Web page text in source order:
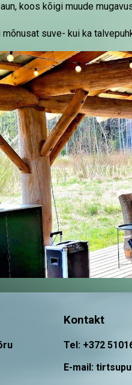
koos kõigi muude
suve- kui ka
Kontakt
Tel: +372
E-mail: